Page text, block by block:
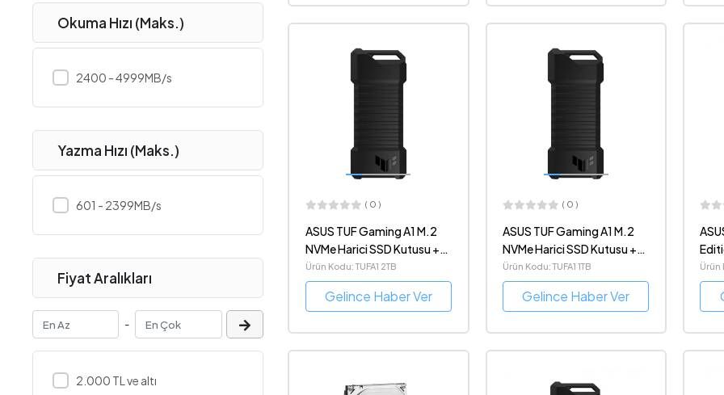
Okuma Hızı (Maks.)
2400 - 4999MB/s
Yazma Hızı (Maks.)
601 - 2399MB/s
Fiyat Aralıkları
-
2.000 TL ve altı
( 0 )
ASUS TUF Gaming A1 M.2
NVMe Harici SSD Kutusu +
Twin Moss 2TB M.2 NVMe
SSD
Ürün Kodu: TUFA1 2TB
Gelince Haber Ver
( 0 )
ASUS TUF Gaming A1 M.2
NVMe Harici SSD Kutusu +
Twin Moss 1TB M.2 NVMe
SSD
Ürün Kodu: TUFA1 1TB
Gelince Haber Ver
Ürün